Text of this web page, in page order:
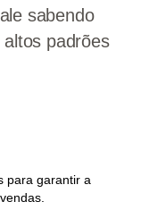
sabendo
padrões
para garantir a